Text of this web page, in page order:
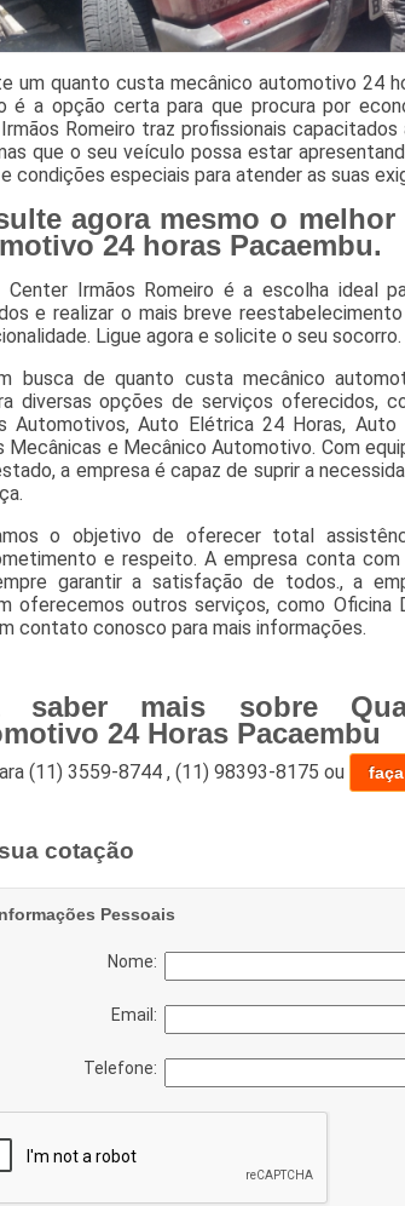
um quanto custa mecânico automotivo 24
é a opção certa para que procura por
Romeiro traz profissionais
que o seu veículo possa estar
condições especiais para atender as suas
agora mesmo o
24 horas Pacaembu.
Center Irmãos Romeiro é a escolha ideal
e realizar o mais breve
Ligue agora e solicite o seu socorro.
busca de quanto custa mecânico
diversas opções de serviços oferecidos,
Automotivos, Auto Elétrica 24 Horas,
Mecânicas e Mecânico Automotivo. Com
a empresa é capaz de suprir a
o objetivo de oferecer total
e respeito. A empresa conta
garantir a satisfação de todos., a
oferecemos outros serviços, como Oficina
contato conosco para mais informações.
saber mais sobre
24 Horas Pacaembu
(11) 3559-8744 , (11) 98393-8175 ou
cotação
Pessoais
Nome:
Email:
Telefone: